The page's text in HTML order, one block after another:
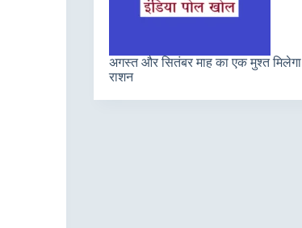
अगस्त और सितंबर माह का एक मुश्त मिलेगा
राशन